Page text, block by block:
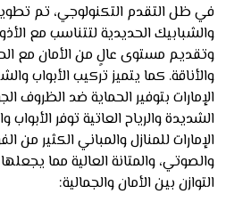
في ظل التقدم التكنولوجي، تم
والشبابيك الحديدية لتتناسب مع
وتقديم مستوى عالٍ من الأمان مع
والأناقة. كما يتميز تركيب الأبواب
الإمارات بتوفير الحماية ضد الظروف
الشديدة والرياح العاتية توفر
الإمارات للمنازل والمباني الكثير من
والصوتي، والمتانة العالية مما
التوازن بين الأمان والجمالية: